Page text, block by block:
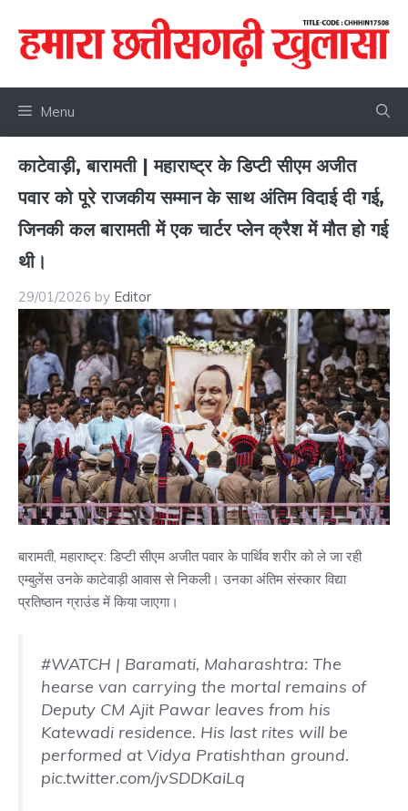
content
Menu
काटेवाड़ी, बारामती | महाराष्ट्र के डिप्टी सीएम अजीत
पवार को पूरे राजकीय सम्मान के साथ अंतिम विदाई दी गई,
जिनकी कल बारामती में एक चार्टर प्लेन क्रैश में मौत हो गई
थी।
29/01/2026 by Editor
बारामती, महाराष्ट्र: डिप्टी सीएम अजीत पवार के पार्थिव शरीर को ले जा रही
एम्बुलेंस उनके काटेवाड़ी आवास से निकली। उनका अंतिम संस्कार विद्या
प्रतिष्ठान ग्राउंड में किया जाएगा।
#WATCH | Baramati, Maharashtra: The
hearse van carrying the mortal remains of
Deputy CM Ajit Pawar leaves from his
Katewadi residence. His last rites will be
performed at Vidya Pratishthan ground.
pic.twitter.com/jvSDDKaiLq